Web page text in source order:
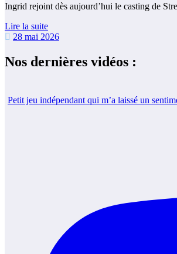
Ingrid rejoint dès aujourd’hui le casting de
Lire la suite
28 mai 2026
Nos dernières vidéos :
Petit jeu indépendant qui m’a laissé un